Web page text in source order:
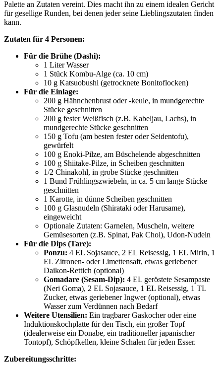
Palette an Zutaten vereint. Dies macht ihn zu einem idealen Gericht
für gesellige Runden, bei denen jeder seine Lieblingszutaten finden
kann.
Zutaten für 4 Personen:
Für die Brühe (Dashi):
1 Liter Wasser
1 Stück Kombu-Alge (ca. 10 cm)
10 g Katsuobushi (getrocknete Bonitoflocken)
Für die Einlage:
200 g Hähnchenbrust oder -keule, in mundgerechte
Stücke geschnitten
200 g fester Weißfisch (z.B. Kabeljau, Lachs), in
mundgerechte Stücke geschnitten
150 g Tofu (am besten fester oder Seidentofu),
gewürfelt
100 g Enoki-Pilze, am Büschelende abgeschnitten
100 g Shiitake-Pilze, in Scheiben geschnitten
1/2 Chinakohl, in grobe Stücke geschnitten
1 Bund Frühlingszwiebeln, in ca. 5 cm lange Stücke
geschnitten
1 Karotte, in dünne Scheiben geschnitten
100 g Glasnudeln (Shirataki oder Harusame),
eingeweicht
Optionale Zutaten: Garnelen, Muscheln, weitere
Gemüsesorten (z.B. Spinat, Pak Choi), Udon-Nudeln
Für die Dips (Tare):
Ponzu: 4 EL Sojasauce, 2 EL Reisessig, 1 EL Mirin, 1
EL Zitronen- oder Limettensaft, etwas geriebener
Daikon-Rettich (optional)
Gomadare (Sesam-Dip): 4 EL geröstete Sesampaste
(Neri Goma), 2 EL Sojasauce, 1 EL Reisessig, 1 TL
Zucker, etwas geriebener Ingwer (optional), etwas
Wasser zum Verdünnen nach Bedarf
Weitere Utensilien: Ein tragbarer Gaskocher oder eine
Induktionskochplatte für den Tisch, ein großer Topf
(idealerweise ein Donabe, ein traditioneller japanischer
Tontopf), Schöpfkellen, kleine Schalen für jeden Esser.
Zubereitungsschritte: